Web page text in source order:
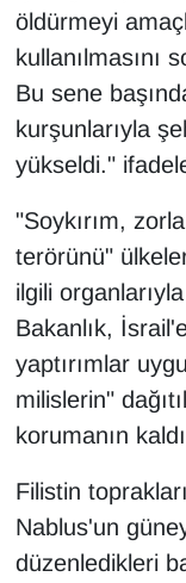
öldürmeyi
kullanılmasını
Bu sene
kurşunlarıyla
yükseldi."
"Soykırım,
terörünü"
ilgili
Bakanlık,
yaptırımlar
milislerin"
korumanın
Filistin
Nablus'un
düzenledikleri